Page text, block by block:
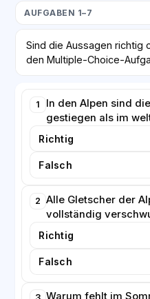
schließen, weil sich der
Der Klimawandel bringt
den Tourismus. Auch die
Lebensraum mehr.
Erdrutschen und
Bergen durch das Tauen
Alpenregionen sich an
anpassen. Gleichzeitig
des Klimas eine
gemeinsam lösen müssen.
AUFGABEN 1–7
Sind die Aussagen richtig
den Multiple-Choice-
1
In den Alpen sind
gestiegen als im
Richtig
Falsch
2
Alle Gletscher der
vollständig
Richtig
Falsch